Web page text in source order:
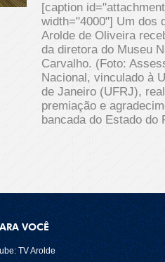
[caption
width="4000"] Um dos
Arolde de Oliveira
da diretora do Museu
Carvalho. (Foto:
Nacional, vinculado à
de Janeiro (UFRJ),
premiação e
bancada do Estado do
VOCÊ
TV Arolde